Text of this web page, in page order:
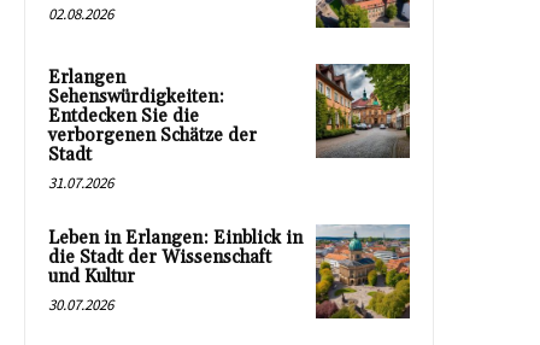
02.08.2026
Erlangen
Sehenswürdigkeiten:
Entdecken Sie die
verborgenen Schätze der
Stadt
31.07.2026
Leben in Erlangen: Einblick in
die Stadt der Wissenschaft
und Kultur
30.07.2026